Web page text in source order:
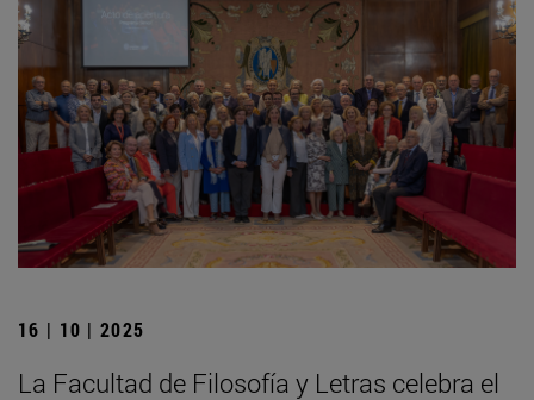
16 | 10 | 2025
La Facultad de Filosofía y Letras celebra el